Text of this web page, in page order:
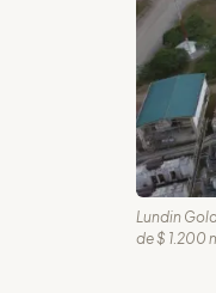
Lundin
de $ 1.200